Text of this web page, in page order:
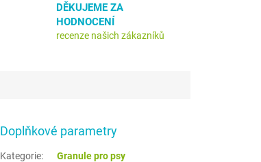
DĚKUJEME ZA
HODNOCENÍ
recenze našich zákazníků
Doplňkové parametry
Kategorie:
Granule pro psy